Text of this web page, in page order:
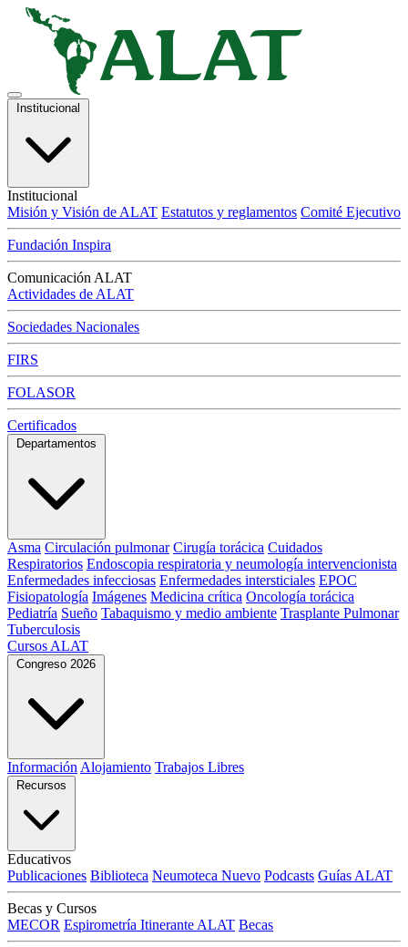
Institucional
Institucional
Misión y Visión de ALAT Estatutos y reglamentos Comité Ejecutivo
Fundación Inspira
Comunicación ALAT
Actividades de ALAT
Sociedades Nacionales
FIRS
FOLASOR
Certificados
Departamentos
Asma Circulación pulmonar Cirugía torácica Cuidados
Respiratorios Endoscopia respiratoria y neumología intervencionista
Enfermedades infecciosas Enfermedades intersticiales EPOC
Fisiopatología Imágenes Medicina crítica Oncología torácica
Pediatría Sueño Tabaquismo y medio ambiente Trasplante Pulmonar
Tuberculosis
Cursos ALAT
Congreso 2026
Información Alojamiento Trabajos Libres
Recursos
Educativos
Publicaciones Biblioteca Neumoteca Nuevo Podcasts Guías ALAT
Becas y Cursos
MECOR Espirometría Itinerante ALAT Becas